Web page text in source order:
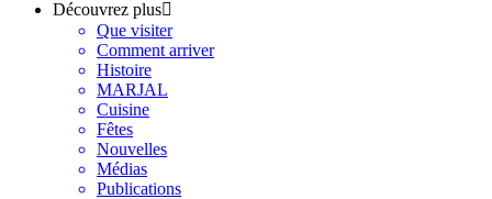
Découvrez plus
Que visiter
Comment arriver
Histoire
MARJAL
Cuisine
Fêtes
Nouvelles
Médias
Publications